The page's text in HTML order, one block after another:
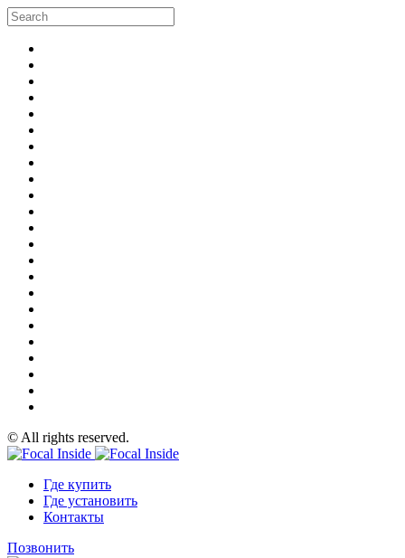
© All rights reserved.
Где купить
Где установить
Контакты
Позвонить